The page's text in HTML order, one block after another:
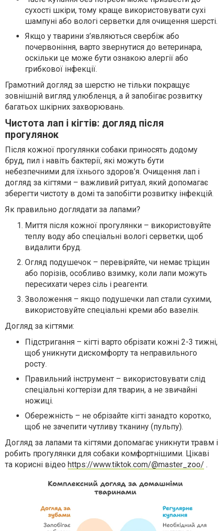
сухості шкіри, тому краще використовувати сухі
шампуні або вологі серветки для очищення шерсті.
Якщо у тварини з’являються свербіж або
почервоніння, варто звернутися до ветеринара,
оскільки це може бути ознакою алергії або
грибкової інфекції.
Грамотний догляд за шерстю не тільки покращує
зовнішній вигляд улюбленця, а й запобігає розвитку
багатьох шкірних захворювань.
Чистота лап і кігтів: догляд після
прогулянок
Після кожної прогулянки собаки приносять додому
бруд, пил і навіть бактерії, які можуть бути
небезпечними для їхнього здоров’я. Очищення лап і
догляд за кігтями – важливий ритуал, який допомагає
зберегти чистоту в домі та запобігти розвитку інфекцій.
Як правильно доглядати за лапами?
Миття після кожної прогулянки – використовуйте
теплу воду або спеціальні вологі серветки, щоб
видалити бруд.
Огляд подушечок – перевіряйте, чи немає тріщин
або порізів, особливо взимку, коли лапи можуть
пересихати через сіль і реагенти.
Зволоження – якщо подушечки лап стали сухими,
використовуйте спеціальні креми або вазелін.
Догляд за кігтями:
Підстригання – кігті варто обрізати кожні 2-3 тижні,
щоб уникнути дискомфорту та неправильного
росту.
Правильний інструмент – використовувати слід
спеціальні когтерізи для тварин, а не звичайні
ножиці.
Обережність – не обрізайте кігті занадто коротко,
щоб не зачепити чутливу тканину (пульпу).
Догляд за лапами та кігтями допомагає уникнути травм і
робить прогулянки для собаки комфортнішими. Цікаві
та корисні відео https://www.tiktok.com/@master_zoo/ .